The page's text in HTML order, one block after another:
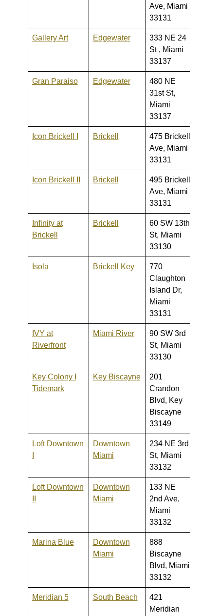
Ave, Miami
33131
Gallery Art Edgewater
333 NE 24
St , Miami
33137
Gran Paraiso Edgewater
480 NE
31st St,
Miami
33137
Icon Brickell I Brickell
475 Brickell
Ave, Miami
33131
Icon Brickell II Brickell
495 Brickell
Ave, Miami
33131
Infinity at
Brickell
Brickell
60 SW 13th
St, Miami
33130
Isola Brickell Key
770
Claughton
Island Dr,
Miami
33131
IVY at
Riverfront
Miami River
90 SW 3rd
St, Miami
33130
Key Colony I
Tidemark
Key Biscayne
201
Crandon
Blvd, Key
Biscayne
33149
Loft Downtown
Downtown
Miami
234 NE 3rd
St, Miami
33132
Loft Downtown
Downtown
Miami
133 NE
2nd Ave,
Miami
33132
Marina Blue
Downtown
Miami
888
Biscayne
Blvd, Miami
33132
Meridian 5 South Beach
421
Meridian